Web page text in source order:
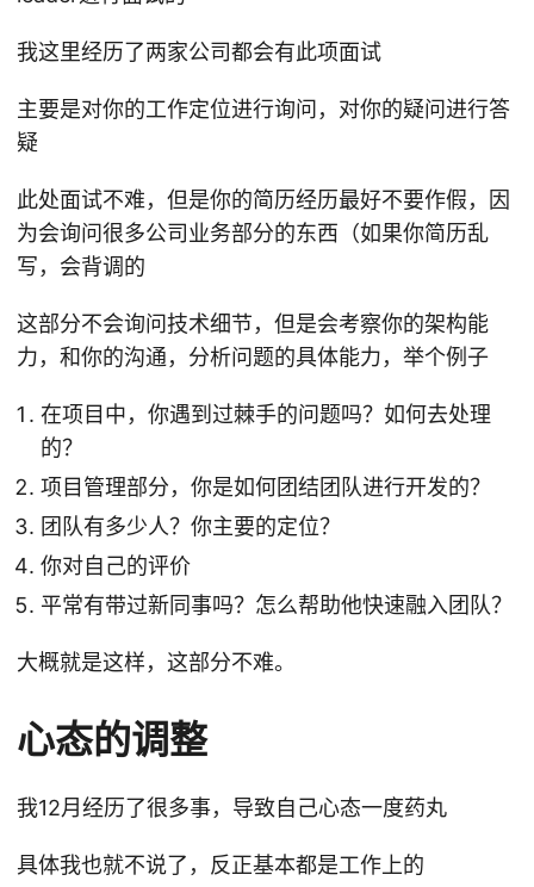
我这里经历了两家公司都会有此项面试
主要是对你的工作定位进行询问，对你的疑问进行答
疑
此处面试不难，但是你的简历经历最好不要作假，因
为会询问很多公司业务部分的东西（如果你简历乱
写，会背调的
这部分不会询问技术细节，但是会考察你的架构能
力，和你的沟通，分析问题的具体能力，举个例子
在项目中，你遇到过棘手的问题吗？如何去处理
的？
项目管理部分，你是如何团结团队进行开发的？
团队有多少人？你主要的定位？
你对自己的评价
平常有带过新同事吗？怎么帮助他快速融入团队？
大概就是这样，这部分不难。
心态的调整
我12月经历了很多事，导致自己心态一度药丸
具体我也就不说了，反正基本都是工作上的